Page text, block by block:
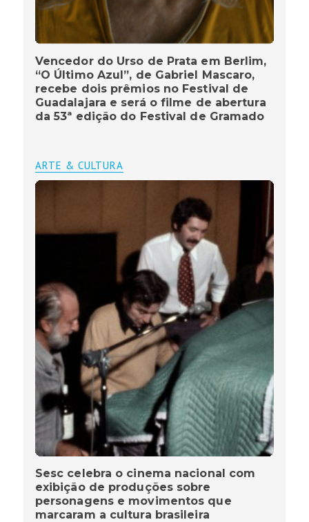
Vencedor do Urso de Prata em Berlim,
“O Último Azul”, de Gabriel Mascaro,
recebe dois prêmios no Festival de
Guadalajara e será o filme de abertura
da 53ª edição do Festival de Gramado
ARTE & CULTURA
Sesc celebra o cinema nacional com
exibição de produções sobre
personagens e movimentos que
marcaram a cultura brasileira